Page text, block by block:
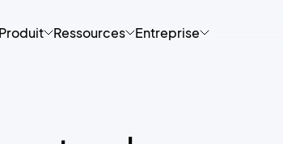
Produit Ressources Entreprise